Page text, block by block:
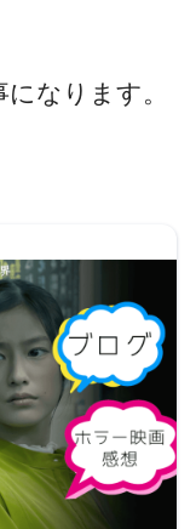
なります。